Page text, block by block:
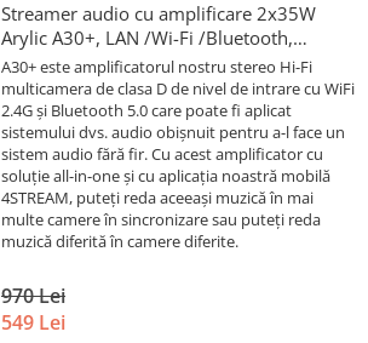
Streamer audio cu amplificare 2x35W
Arylic A30+, LAN /Wi-Fi /Bluetooth,
24bit/192kHz, Multiroom
A30+ este amplificatorul nostru stereo Hi-Fi
multicamera de clasa D de nivel de intrare cu WiFi
2.4G și Bluetooth 5.0 care poate fi aplicat
sistemului dvs. audio obișnuit pentru a-l face un
sistem audio fără fir. Cu acest amplificator cu
soluție all-in-one și cu aplicația noastră mobilă
4STREAM, puteți reda aceeași muzică în mai
multe camere în sincronizare sau puteți reda
muzică diferită în camere diferite.
970 Lei
549 Lei